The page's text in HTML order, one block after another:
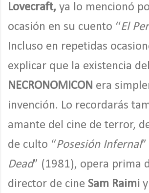
Lovecraft, ya lo mencionó
ocasión en su cuento “El
Incluso en repetidas
explicar que la existencia del
NECRONOMICON era
invención. Lo recordarás
amante del cine de terror,
de culto “Posesión Infernal
Dead” (1981), opera prima
director de cine Sam Raimi y